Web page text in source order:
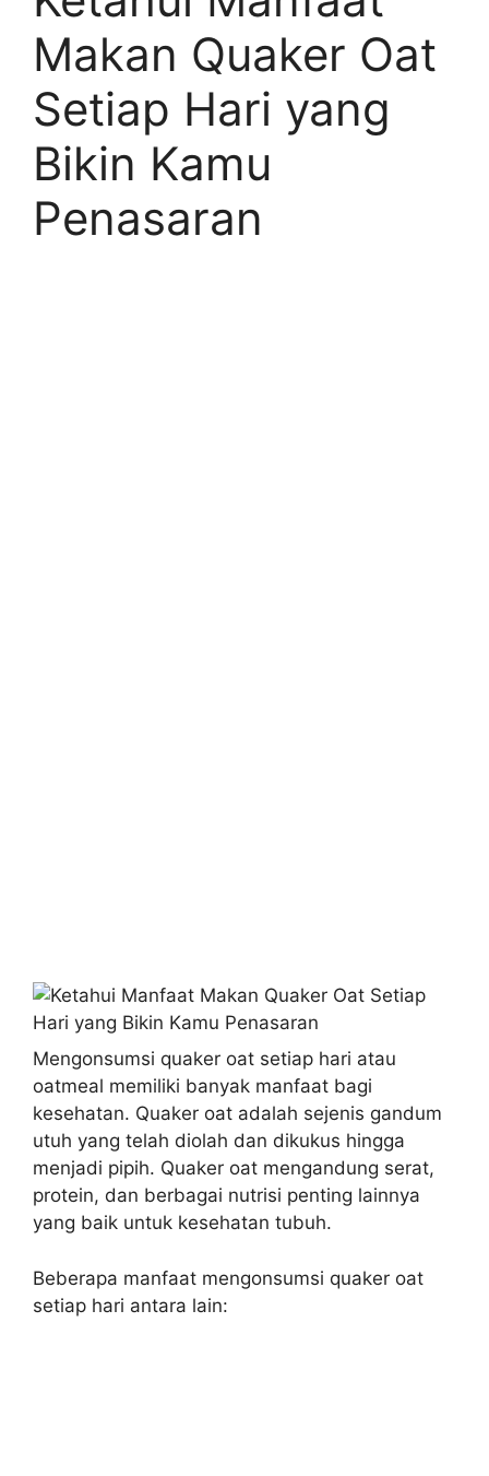
Makan Quaker Oat
Setiap Hari yang
Bikin Kamu
Penasaran
Mengonsumsi quaker oat setiap hari atau
oatmeal memiliki banyak manfaat bagi
kesehatan. Quaker oat adalah sejenis gandum
utuh yang telah diolah dan dikukus hingga
menjadi pipih. Quaker oat mengandung serat,
protein, dan berbagai nutrisi penting lainnya
yang baik untuk kesehatan tubuh.
Beberapa manfaat mengonsumsi quaker oat
setiap hari antara lain: